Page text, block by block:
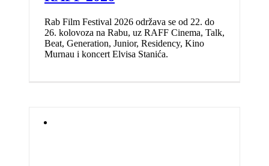
Rab Film Festival 2026 održava se od 22. do
26. kolovoza na Rabu, uz RAFF Cinema, Talk,
Beat, Generation, Junior, Residency, Kino
Murnau i koncert Elvisa Stanića.